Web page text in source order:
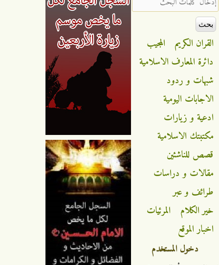
القران الكريم
المجيب
دائرة المعارف الاسلامية
شبهات و ردود
الاجابات اليومية
ادعية و زيارات
مكتبتك الاسلامية
قصص للناشئين
مقالات و دراسات
طرائف و عبر
خير الكلام
المرئيات
اخبار الموقع
دخول المستخدم